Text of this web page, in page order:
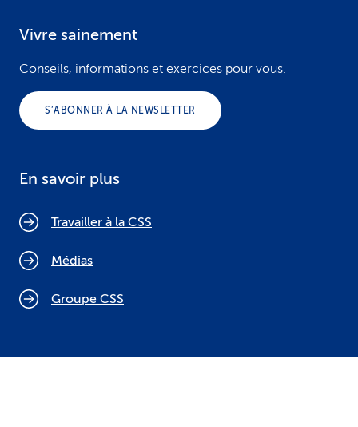
Vivre sainement
Conseils, informations et exercices pour vous.
S’ABONNER À LA NEWSLETTER
En savoir plus
Travailler à la CSS
Médias
Groupe CSS